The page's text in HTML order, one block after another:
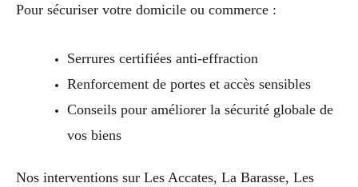
Pour sécuriser votre domicile ou commerce :
Serrures certifiées anti-effraction
Renforcement de portes et accès sensibles
Conseils pour améliorer la sécurité globale de
vos biens
Nos interventions sur Les Accates, La Barasse, Les